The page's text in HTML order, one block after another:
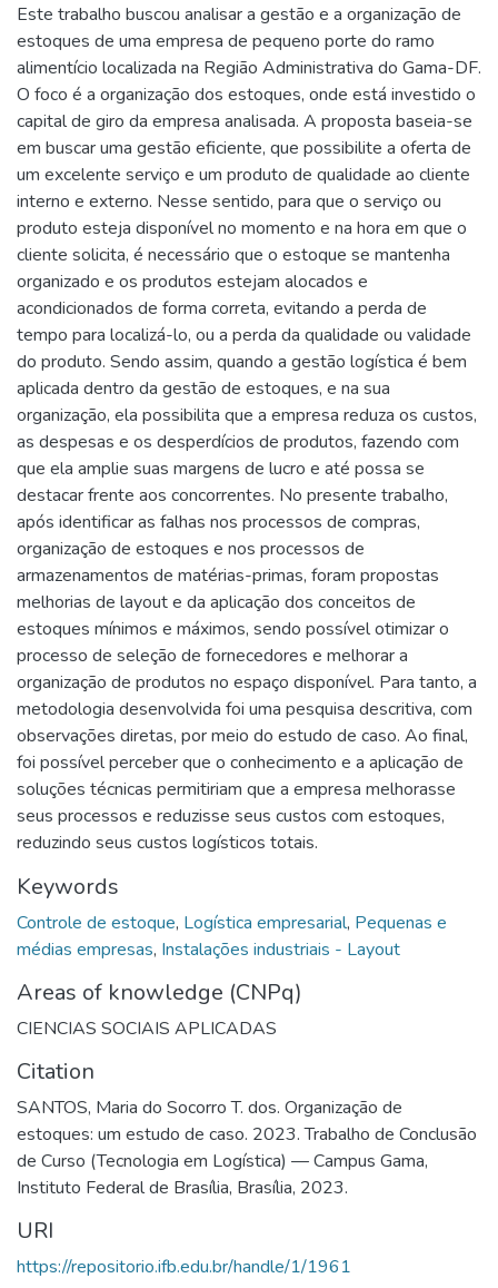
Este trabalho buscou analisar a gestão e a organização de
estoques de uma empresa de pequeno porte do ramo
alimentício localizada na Região Administrativa do Gama-DF.
O foco é a organização dos estoques, onde está investido o
capital de giro da empresa analisada. A proposta baseia-se
em buscar uma gestão eficiente, que possibilite a oferta de
um excelente serviço e um produto de qualidade ao cliente
interno e externo. Nesse sentido, para que o serviço ou
produto esteja disponível no momento e na hora em que o
cliente solicita, é necessário que o estoque se mantenha
organizado e os produtos estejam alocados e
acondicionados de forma correta, evitando a perda de
tempo para localizá-lo, ou a perda da qualidade ou validade
do produto. Sendo assim, quando a gestão logística é bem
aplicada dentro da gestão de estoques, e na sua
organização, ela possibilita que a empresa reduza os custos,
as despesas e os desperdícios de produtos, fazendo com
que ela amplie suas margens de lucro e até possa se
destacar frente aos concorrentes. No presente trabalho,
após identificar as falhas nos processos de compras,
organização de estoques e nos processos de
armazenamentos de matérias-primas, foram propostas
melhorias de layout e da aplicação dos conceitos de
estoques mínimos e máximos, sendo possível otimizar o
processo de seleção de fornecedores e melhorar a
organização de produtos no espaço disponível. Para tanto, a
metodologia desenvolvida foi uma pesquisa descritiva, com
observações diretas, por meio do estudo de caso. Ao final,
foi possível perceber que o conhecimento e a aplicação de
soluções técnicas permitiriam que a empresa melhorasse
seus processos e reduzisse seus custos com estoques,
reduzindo seus custos logísticos totais.
Keywords
Controle de estoque, Logística empresarial, Pequenas e
médias empresas, Instalações industriais - Layout
Areas of knowledge (CNPq)
CIENCIAS SOCIAIS APLICADAS
Citation
SANTOS, Maria do Socorro T. dos. Organização de
estoques: um estudo de caso. 2023. Trabalho de Conclusão
de Curso (Tecnologia em Logística) — Campus Gama,
Instituto Federal de Brasília, Brasília, 2023.
URI
https://repositorio.ifb.edu.br/handle/1/1961